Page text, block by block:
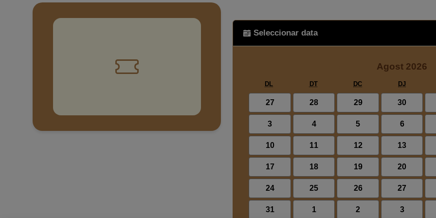
Seleccionar data
Agost 2026
DL DT DC DJ
27
27 28
28 29
29 30
30
3
3 4
4 5
5 6
6
10
10 11
11 12
12 13
13
17
17 18
18 19
19 20
20
24
24 25
25 26
26 27
27
31
31 1
1 2
2 3
3